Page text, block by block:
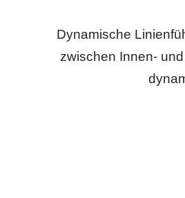
Dynamische
zwischen Innen-